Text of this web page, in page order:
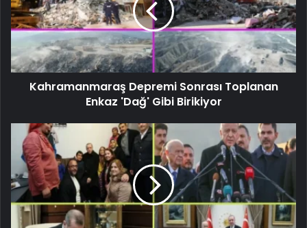
Kahramanmaraş Depremi Sonrası Toplanan
Enkaz 'Dağ' Gibi Birikiyor